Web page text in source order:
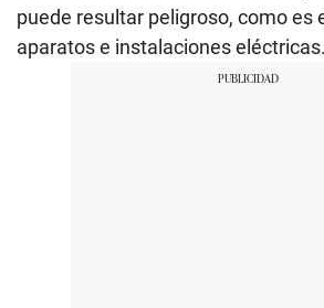
puede resultar peligroso, como es
aparatos e instalaciones eléctricas.